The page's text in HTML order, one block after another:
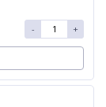
- +